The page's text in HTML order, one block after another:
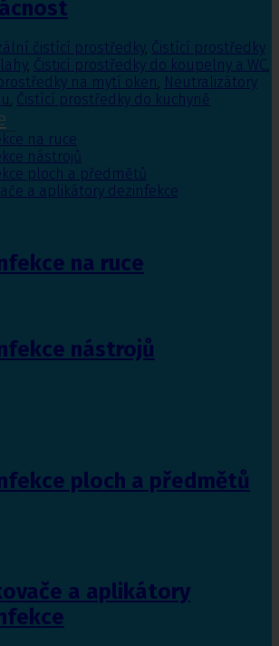
čistící prostředky, Čistící prostředky
, Čisticí prostředky do koupelny a WC,
na mytí oken, Neutralizátory
, Čistící prostředky do kuchyně
na ruce
nástrojů
ploch a předmětů
a aplikátory dezinfekce
na ruce
nástrojů
ploch a předmětů
a aplikátory